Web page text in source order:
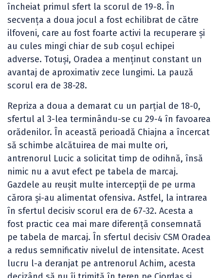
încheiat primul sfert la scorul de 19-8. În
secvența a doua jocul a fost echilibrat de către
ilfoveni, care au fost foarte activi la recuperare și
au cules mingi chiar de sub coșul echipei
adverse. Totuși, Oradea a menținut constant un
avantaj de aproximativ zece lungimi. La pauză
scorul era de 38-28.
Repriza a doua a demarat cu un parțial de 18-0,
sfertul al 3-lea terminându-se cu 29-4 în favoarea
orădenilor. În această perioadă Chiajna a încercat
să schimbe alcătuirea de mai multe ori,
antrenorul Lucic a solicitat timp de odihnă, însă
nimic nu a avut efect pe tabela de marcaj.
Gazdele au reușit multe intercepții de pe urma
cărora și-au alimentat ofensiva. Astfel, la intrarea
în sfertul decisiv scorul era de 67-32. Acesta a
fost practic cea mai mare diferență consemnată
pe tabela de marcaj. În sfertul decisiv CSM Oradea
a redus semnificativ nivelul de intensitate. Acest
lucru l-a deranjat pe antrenorul Achim, acesta